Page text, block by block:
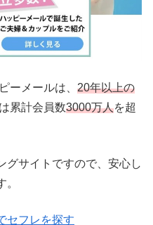
ーメールは、 20年以上の
累計会員数3000万人を超
グサイトですので、安心し
セフレを探す